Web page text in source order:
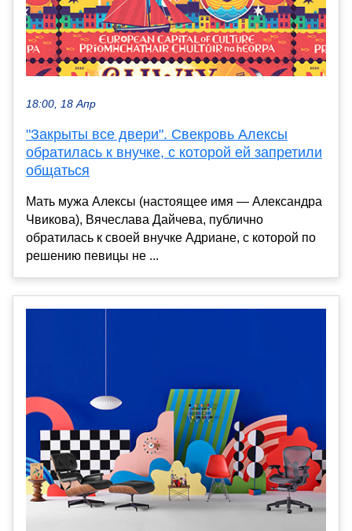
18:00, 18 Апр
"Закрыты все двери". Свекровь Алексы
обратилась к внучке, с которой ей запретили
общаться
Мать мужа Алексы (настоящее имя — Александра
Чвикова), Вячеслава Дайчева, публично
обратилась к своей внучке Адриане, с которой по
решению певицы не ...